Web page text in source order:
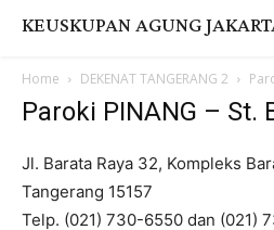
KEUSKUPAN AGUNG
Home DEKENAT TANGERANG 2
Paroki PINANG – St.
Jl. Barata Raya 32, Kompleks
Tangerang 15157
Telp. (021) 730-6550 dan (021)